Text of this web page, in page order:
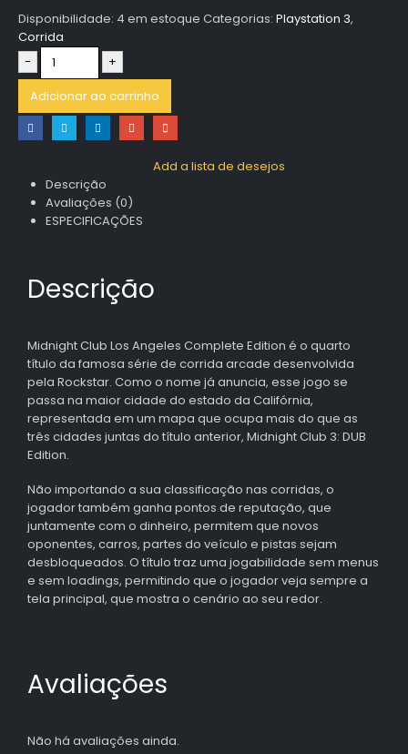
Disponibilidade: 4 em estoque Categorias: Playstation 3,
Corrida
-
+
Adicionar ao carrinho
Add a lista de desejos
Descrição
Avaliações (0)
ESPECIFICAÇÕES
Descrição
Midnight Club Los Angeles Complete Edition é o quarto
título da famosa série de corrida arcade desenvolvida
pela Rockstar. Como o nome já anuncia, esse jogo se
passa na maior cidade do estado da Califórnia,
representada em um mapa que ocupa mais do que as
três cidades juntas do título anterior, Midnight Club 3: DUB
Edition.
Não importando a sua classificação nas corridas, o
jogador também ganha pontos de reputação, que
juntamente com o dinheiro, permitem que novos
oponentes, carros, partes do veículo e pistas sejam
desbloqueados. O título traz uma jogabilidade sem menus
e sem loadings, permitindo que o jogador veja sempre a
tela principal, que mostra o cenário ao seu redor.
Avaliações
Não há avaliações ainda.